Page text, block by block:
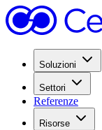
Soluzioni
Settori
Referenze
Risorse